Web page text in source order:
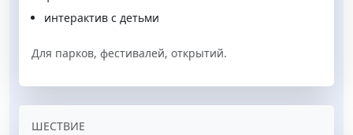
интерактив с детьми
Для парков, фестивалей, открытий.
ШЕСТВИЕ